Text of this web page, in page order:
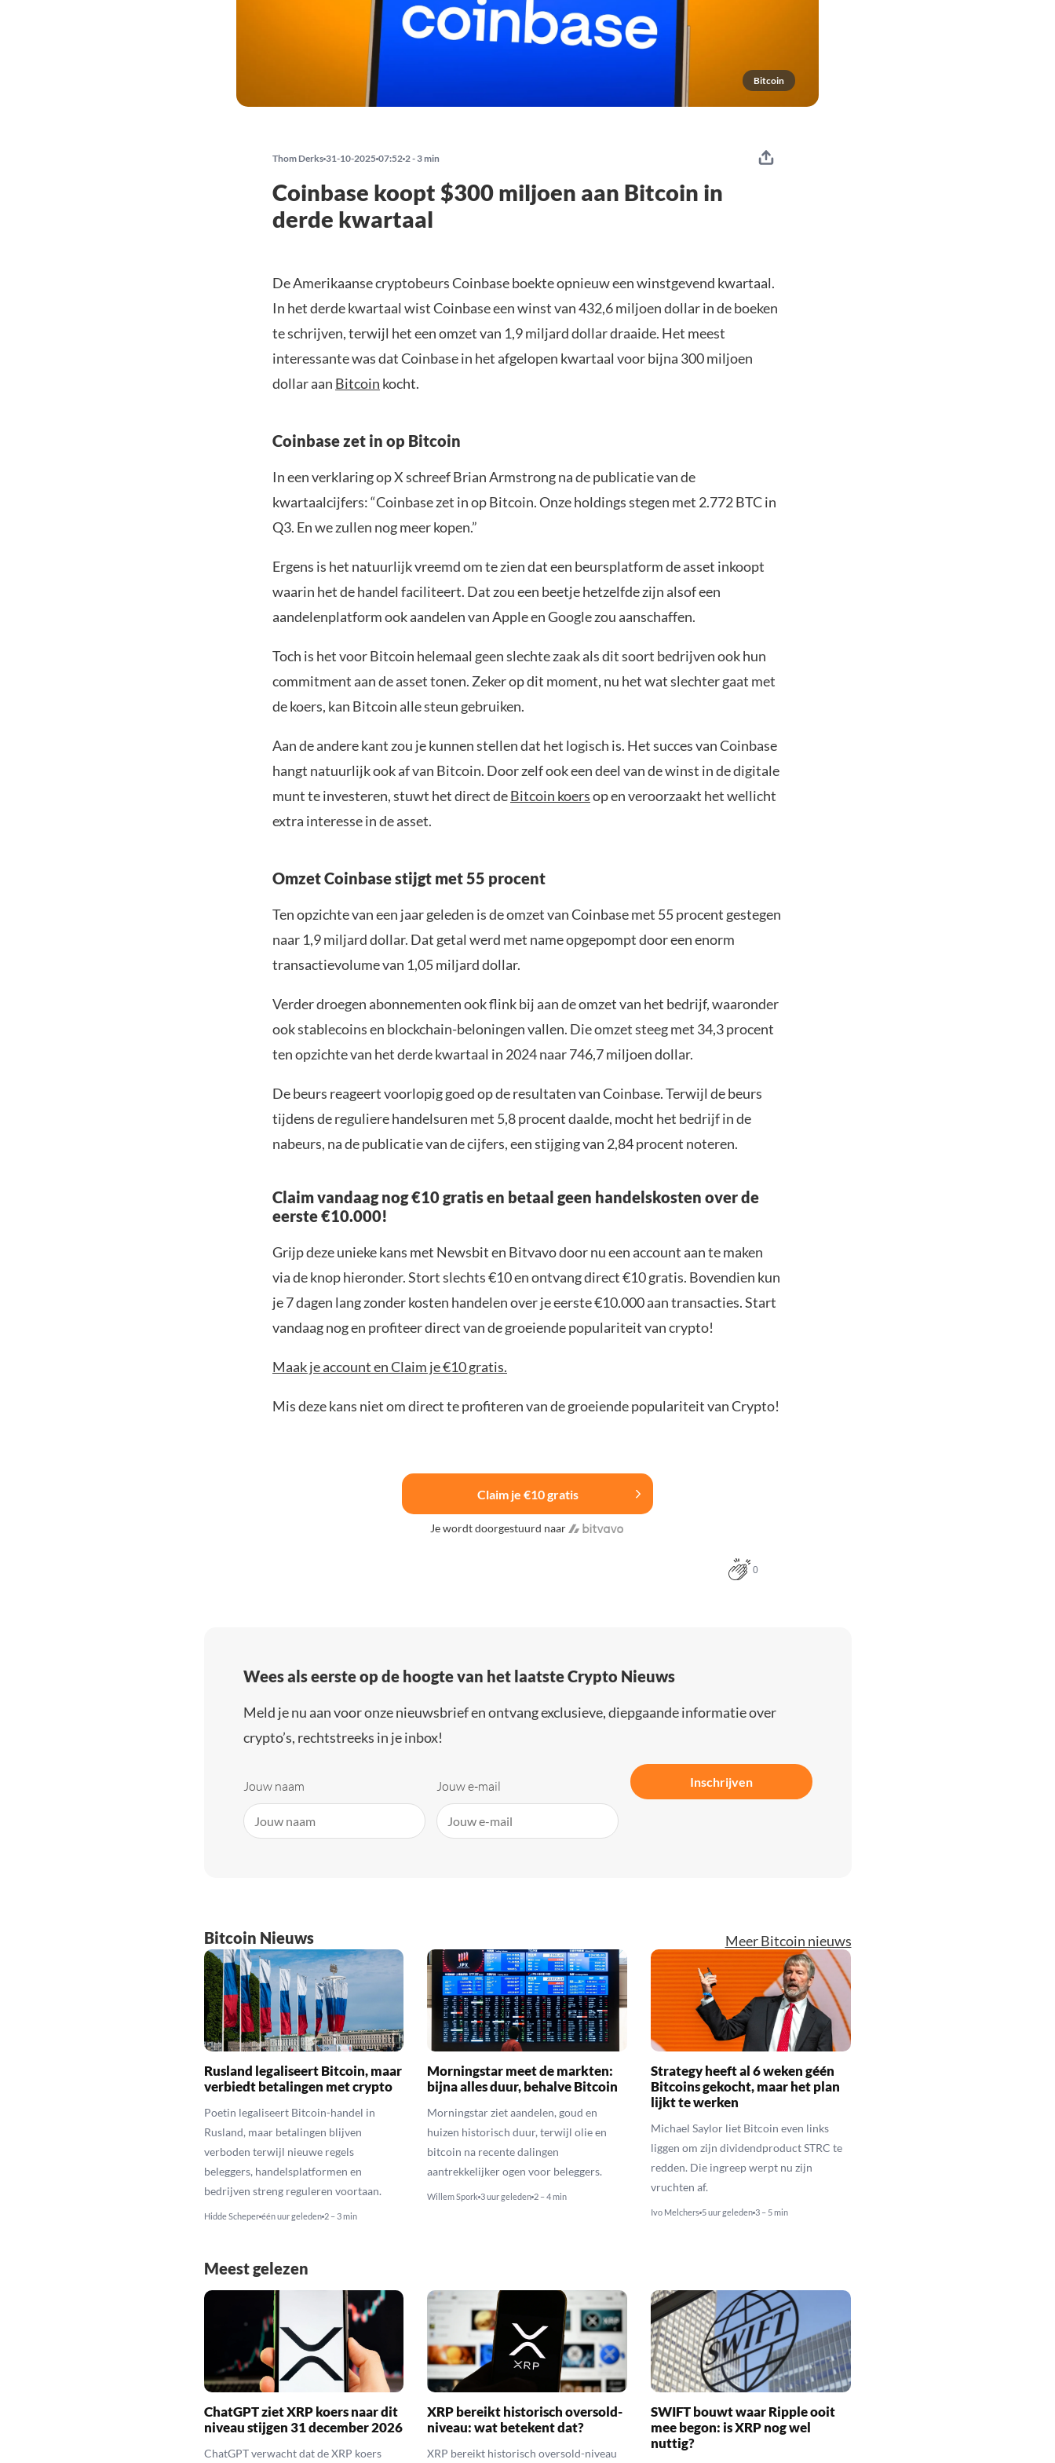
Bitcoin
Thom Derks 31-10-2025 07:52 2 - 3 min
Coinbase koopt $300 miljoen aan Bitcoin in
derde kwartaal
De Amerikaanse cryptobeurs Coinbase boekte opnieuw een winstgevend kwartaal.
In het derde kwartaal wist Coinbase een winst van 432,6 miljoen dollar in de boeken
te schrijven, terwijl het een omzet van 1,9 miljard dollar draaide. Het meest
interessante was dat Coinbase in het afgelopen kwartaal voor bijna 300 miljoen
dollar aan Bitcoin kocht.
Coinbase zet in op Bitcoin
In een verklaring op X schreef Brian Armstrong na de publicatie van de
kwartaalcijfers: “Coinbase zet in op Bitcoin. Onze holdings stegen met 2.772 BTC in
Q3. En we zullen nog meer kopen.”
Ergens is het natuurlijk vreemd om te zien dat een beursplatform de asset inkoopt
waarin het de handel faciliteert. Dat zou een beetje hetzelfde zijn alsof een
aandelenplatform ook aandelen van Apple en Google zou aanschaffen.
Toch is het voor Bitcoin helemaal geen slechte zaak als dit soort bedrijven ook hun
commitment aan de asset tonen. Zeker op dit moment, nu het wat slechter gaat met
de koers, kan Bitcoin alle steun gebruiken.
Aan de andere kant zou je kunnen stellen dat het logisch is. Het succes van Coinbase
hangt natuurlijk ook af van Bitcoin. Door zelf ook een deel van de winst in de digitale
munt te investeren, stuwt het direct deBitcoin koersop en veroorzaakt het wellicht
extra interesse in de asset.
Omzet Coinbase stijgt met 55 procent
Ten opzichte van een jaar geleden is de omzet van Coinbase met 55 procent gestegen
naar 1,9 miljard dollar. Dat getal werd met name opgepompt door een enorm
transactievolume van 1,05 miljard dollar.
Verder droegen abonnementen ook flink bij aan de omzet van het bedrijf, waaronder
ook stablecoins en blockchain-beloningen vallen. Die omzet steeg met 34,3 procent
ten opzichte van het derde kwartaal in 2024 naar 746,7 miljoen dollar.
De beurs reageert voorlopig goed op de resultaten van Coinbase. Terwijl de beurs
tijdens de reguliere handelsuren met 5,8 procent daalde, mocht het bedrijf in de
nabeurs, na de publicatie van de cijfers, een stijging van 2,84 procent noteren.
Claim vandaag nog €10 gratis en betaal geen handelskosten over de
eerste €10.000!
Grijp deze unieke kans met Newsbit en Bitvavo door nu een account aan te maken
via de knop hieronder. Stort slechts €10 en ontvang direct €10 gratis. Bovendien kun
je 7 dagen lang zonder kosten handelen over je eerste €10.000 aan transacties. Start
vandaag nog en profiteer direct van de groeiende populariteit van crypto!
Maak je account en Claim je €10 gratis.
Mis deze kans niet om direct te profiteren van de groeiende populariteit van Crypto!
Claim je €10 gratis
Je wordt doorgestuurd naar
0
Wees als eerste op de hoogte van het laatste Crypto Nieuws
Meld je nu aan voor onze nieuwsbrief en ontvang exclusieve, diepgaande informatie over
crypto’s, rechtstreeks in je inbox!
Jouw naam Jouw e-mail Inschrijven
Bitcoin Nieuws Meer Bitcoin nieuws
Rusland legaliseert Bitcoin, maar
verbiedt betalingen met crypto
Poetin legaliseert Bitcoin-handel in
Rusland, maar betalingen blijven
verboden terwijl nieuwe regels
beleggers, handelsplatformen en
bedrijven streng reguleren voortaan.
Hidde Scheper één uur geleden 2 – 3 min
Morningstar meet de markten:
bijna alles duur, behalve Bitcoin
Morningstar ziet aandelen, goud en
huizen historisch duur, terwijl olie en
bitcoin na recente dalingen
aantrekkelijker ogen voor beleggers.
Willem Spork 3 uur geleden 2 – 4 min
Strategy heeft al 6 weken géén
Bitcoins gekocht, maar het plan
lijkt te werken
Michael Saylor liet Bitcoin even links
liggen om zijn dividendproduct STRC te
redden. Die ingreep werpt nu zijn
vruchten af.
Ivo Melchers 5 uur geleden 3 – 5 min
Meest gelezen
ChatGPT ziet XRP koers naar dit
niveau stijgen 31 december 2026
ChatGPT verwacht dat de XRP koers
XRP bereikt historisch oversold-
niveau: wat betekent dat?
XRP bereikt historisch oversold-niveau
SWIFT bouwt waar Ripple ooit
mee begon: is XRP nog wel
nuttig?